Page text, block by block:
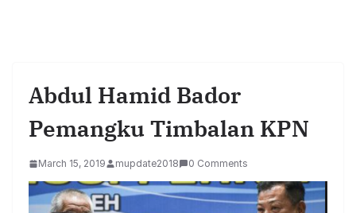
Abdul Hamid Bador
Pemangku Timbalan KPN
March 15, 2019 mupdate2018 0 Comments